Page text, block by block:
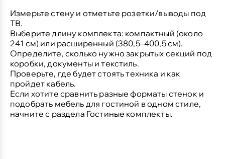
Измерьте стену и отметьте розетки/выводы под
ТВ.
Выберите длину комплекта: компактный (около
241 см) или расширенный (380,5–400,5 см).
Определите, сколько нужно закрытых секций под
коробки, документы и текстиль.
Проверьте, где будет стоять техника и как
пройдет кабель.
Если хотите сравнить разные форматы стенок и
подобрать мебель для гостиной в одном стиле,
начните с раздела Гостиные комплекты.